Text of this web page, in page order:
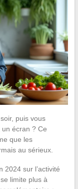
puis vous
écran ? Ce
que les
au sérieux.
2024 sur l’activité
limite plus à